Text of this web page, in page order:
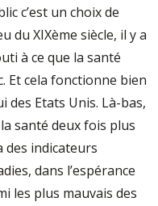
c’est un choix de
du XIXème siècle, il y a
à ce que la santé
Et cela fonctionne bien
des Etats Unis. Là-bas,
santé deux fois plus
des indicateurs
dans l’espérance
les plus mauvais des